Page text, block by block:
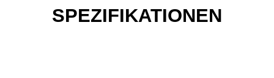
SPEZIFIKATIONEN